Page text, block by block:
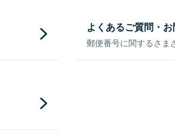
よくあるご質問・
郵便番号に関するさま